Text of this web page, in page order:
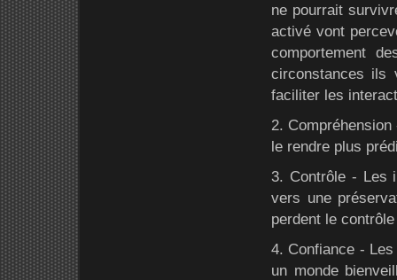
ne pourrait
activé vont
comportement
circonstances ils
faciliter les
2.
le rendre plus
3. Contrôle - Les
vers une
perdent le
4. Confiance -
un monde